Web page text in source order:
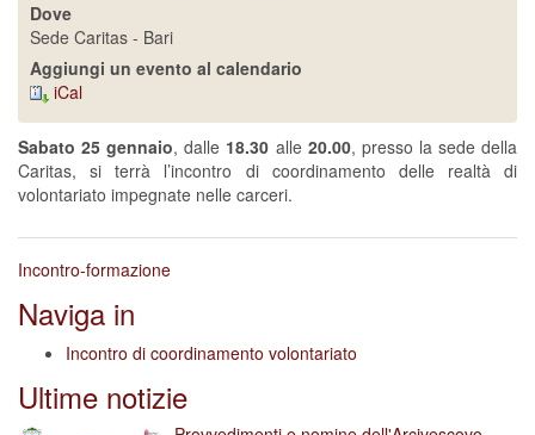
Dove
Sede Caritas - Bari
Aggiungi un evento al calendario
iCal
Sabato 25 gennaio, dalle 18.30 alle 20.00, presso la sede della
Caritas, si terrà l’incontro di coordinamento delle realtà di
volontariato impegnate nelle carceri.
Incontro-formazione
Naviga in
Incontro di coordinamento volontariato
Ultime notizie